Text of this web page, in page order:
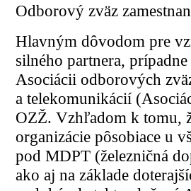
Odborový zväz
Hlavným dôvodom pre
silného partnera,
Asociácii odborových
a telekomunikácií
OZŽ. Vzhľadom k tomu,
organizácie pôsobiace u
pod MDPT (železničná
ako aj na základe